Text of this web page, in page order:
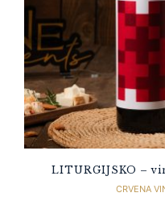
LITURGIJSKO –
CRVENA